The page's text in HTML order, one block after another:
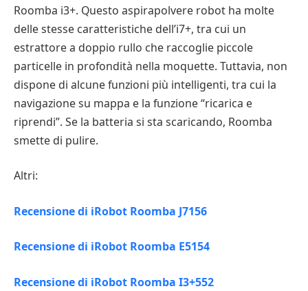
Roomba i3+. Questo aspirapolvere robot ha molte
delle stesse caratteristiche dell’i7+, tra cui un
estrattore a doppio rullo che raccoglie piccole
particelle in profondità nella moquette. Tuttavia, non
dispone di alcune funzioni più intelligenti, tra cui la
navigazione su mappa e la funzione “ricarica e
riprendi”. Se la batteria si sta scaricando, Roomba
smette di pulire.
Altri:
Recensione di iRobot Roomba J7156
Recensione di iRobot Roomba E5154
Recensione di iRobot Roomba I3+552